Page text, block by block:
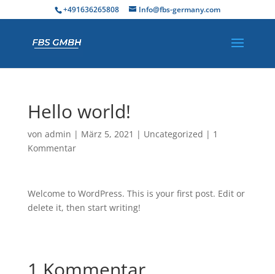
+491636265808 Info@fbs-germany.com
Hello world!
von admin | März 5, 2021 | Uncategorized | 1
Kommentar
Welcome to WordPress. This is your first post. Edit or
delete it, then start writing!